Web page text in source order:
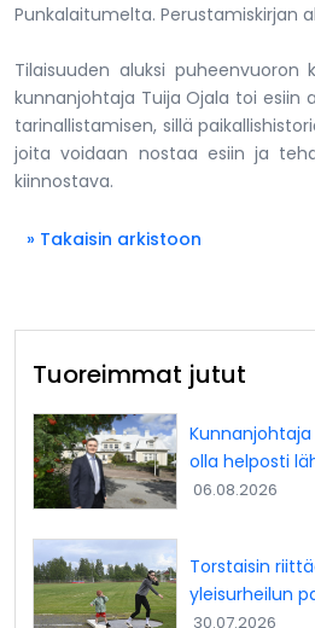
Punkalaitumelta. Perustamiskirjan
Tilaisuuden aluksi puheenvuoron
kunnanjohtaja Tuija Ojala toi esiin
tarinallistamisen, sillä
joita voidaan nostaa esiin ja
kiinnostava.
» Takaisin arkistoon
Tuoreimmat jutut
olla helposti
06.08.2026
Torstaisin
yleisurheilun
30.07.2026